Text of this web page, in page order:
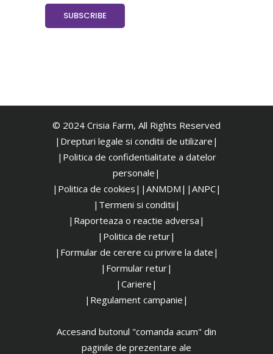
© 2024 Crisia Farm, All Rights Reserved
|Drepturi legale si conditii de utilizare|
| Politica de confidentialitate a datelor
personale|
|Politica de cookies| |ANMDM| |ANPC|
|Termeni si conditii|
|Raporteaza o reactie adversa|
|Politica de retur|
|Formular de cerere cu privire la date|
|Formular retur|
|Cariere|
|Regulament campanie|
Accesand butonul "comanda acum" din
paginile de prezentare ale